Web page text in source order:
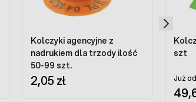
Kolczyki agencyjne z
nadrukiem dla trzody ilość
50-99 szt.
2,05 zł
szt
Już